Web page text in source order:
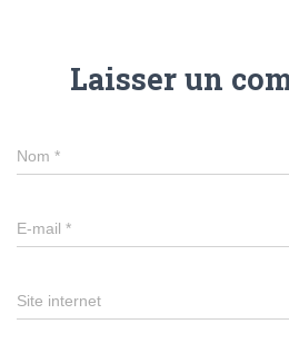
Laisser un
Nom *
E-mail *
Site internet